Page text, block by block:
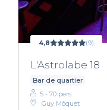
4,8 (9)
L'Astrolabe 18
Bar de quartier
5 - 70 pers.
Guy Môquet